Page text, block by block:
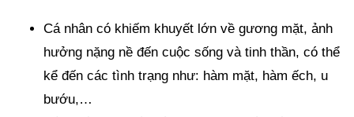
Cá nhân có khiếm khuyết lớn về gương mặt, ảnh
hưởng nặng nề đến cuộc sống và tinh thần, có thể
kể đến các tình trạng như: hàm mặt, hàm ếch, u
bướu,…